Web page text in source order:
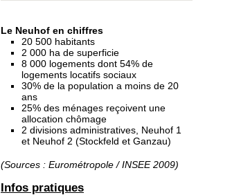
ciel ouvert »
16 octobre 2018
Un vécu de poids
15 octobre 2018
Difracto : devenir un pro
avec Django
Le Neuhof en chiffres
20 500 habitants
2 000 ha de superficie
8 000 logements dont 54% de
logements locatifs sociaux
30% de la population a moins de 20
ans
25% des ménages reçoivent une
allocation chômage
2 divisions administratives, Neuhof 1
et Neuhof 2 (Stockfeld et Ganzau)
(Sources : Eurométropole / INSEE 2009)
Infos pratiques